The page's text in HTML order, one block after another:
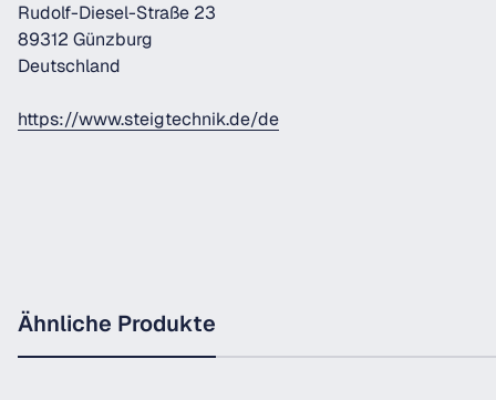
Rudolf-Diesel-Straße 23
89312 Günzburg
Deutschland
https://www.steigtechnik.de/de
Ähnliche Produkte